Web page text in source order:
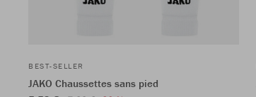
BEST-SELLER
JAKO Chaussettes sans pied